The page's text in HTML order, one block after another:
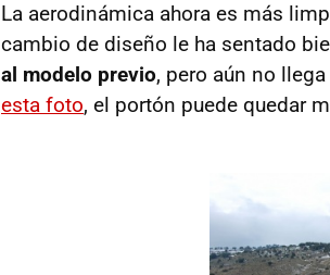
La aerodinámica ahora es más
cambio de diseño le ha sentado
al modelo previo, pero aún no
esta foto, el portón puede quedar